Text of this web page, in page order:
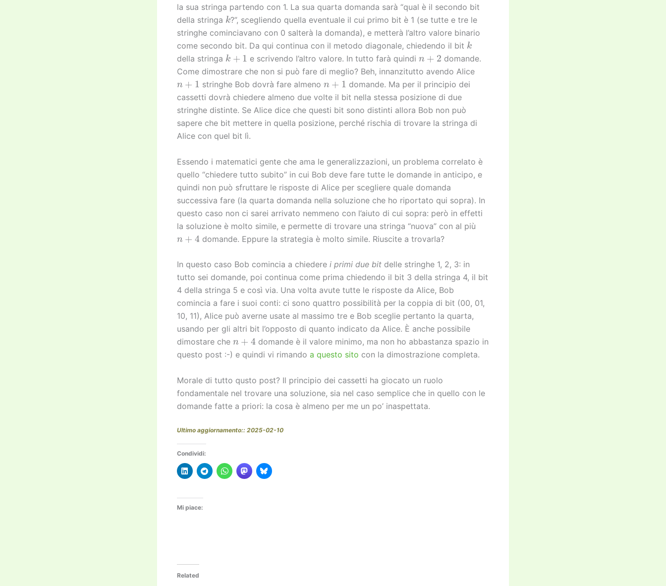
la sua stringa partendo con 1. La sua quarta domanda sarà “qual è il secondo bit
della stringa k?”, scegliendo quella eventuale il cui primo bit è 1 (se tutte e tre le
stringhe cominciavano con 0 salterà la domanda), e metterà l’altro valore binario
come secondo bit. Da qui continua con il metodo diagonale, chiedendo il bit k
della stringa k+1 e scrivendo l’altro valore. In tutto farà quindin+2
domande.
Come dimostrare che non si può fare di meglio? Beh, innanzitutto avendo Alice
n +1 stringhe Bob dovrà fare almeno n +1
domande. Ma per il principio dei
cassetti dovrà chiedere almeno due volte il bit nella stessa posizione di due
stringhe distinte. Se Alice dice che questi bit sono distinti allora Bob non può
sapere che bit mettere in quella posizione, perché rischia di trovare la stringa di
Alice con quel bit lì.
Essendo i matematici gente che ama le generalizzazioni, un problema correlato è
quello “chiedere tutto subito” in cui Bob deve fare tutte le domande in anticipo, e
quindi non può sfruttare le risposte di Alice per scegliere quale domanda
successiva fare (la quarta domanda nella soluzione che ho riportato qui sopra). In
questo caso non ci sarei arrivato nemmeno con l’aiuto di cui sopra: però in effetti
la soluzione è molto simile, e permette di trovare una stringa “nuova” con al più
n +4 domande. Eppure la strategia è molto simile. Riuscite a trovarla?
In questo caso Bob comincia a chiedere i primi due bit delle stringhe 1, 2, 3: in
tutto sei domande, poi continua come prima chiedendo il bit 3 della stringa 4, il bit
4 della stringa 5 e così via. Una volta avute tutte le risposte da Alice, Bob
comincia a fare i suoi conti: ci sono quattro possibilità per la coppia di bit (00, 01,
10, 11), Alice può averne usate al massimo tre e Bob sceglie pertanto la quarta,
usando per gli altri bit l’opposto di quanto indicato da Alice. È anche possibile
dimostare che n+4 domande è il valore minimo, ma non ho abbastanza spazio in
questo post :-) e quindi vi rimando a questo sito con la dimostrazione completa.
Morale di tutto qusto post? Il principio dei cassetti ha giocato un ruolo
fondamentale nel trovare una soluzione, sia nel caso semplice che in quello con le
domande fatte a priori: la cosa è almeno per me un po’ inaspettata.
Ultimo aggiornamento:: 2025-02-10
Condividi:
Mi piace:
Related